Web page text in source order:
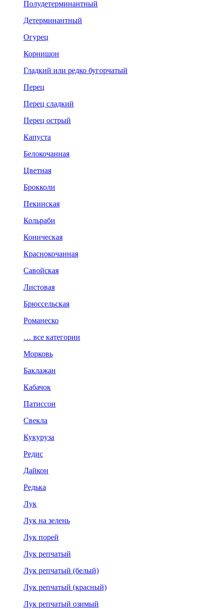
Полудетерминантный
Детерминантный
Огурец
Корнишон
Гладкий или редко бугорчатый
Перец
Перец сладкий
Перец острый
Капуста
Белокочанная
Цветная
Брокколи
Пекинская
Кольраби
Коническая
Краснокочанная
Савойская
Листовая
Брюссельская
Романеско
… все категории
Морковь
Баклажан
Кабачок
Патиссон
Свекла
Кукуруза
Редис
Дайкон
Редька
Лук
Лук на зелень
Лук порей
Лук репчатый
Лук репчатый (белый)
Лук репчатый (красный)
Лук репчатый озимый